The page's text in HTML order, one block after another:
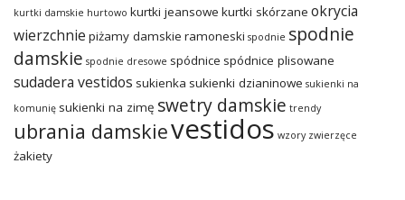
kurtki damskie hurtowo kurtki jeansowe kurtki skórzane okrycia
wierzchnie piżamy damskie ramoneski spodnie spodnie
damskie spodnie dresowe spódnice spódnice plisowane
sudadera vestidos sukienka sukienki dzianinowe sukienki na
komunię sukienki na zimę swetry damskie trendy
ubrania damskievestidos wzory zwierzęce
żakiety